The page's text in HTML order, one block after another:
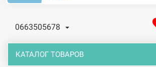
0663505678
КАТАЛОГ ТОВАРОВ